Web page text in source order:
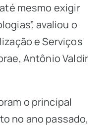
mesmo exigir
avaliou o
e Serviços
Antônio Valdir
o principal
no ano passado,